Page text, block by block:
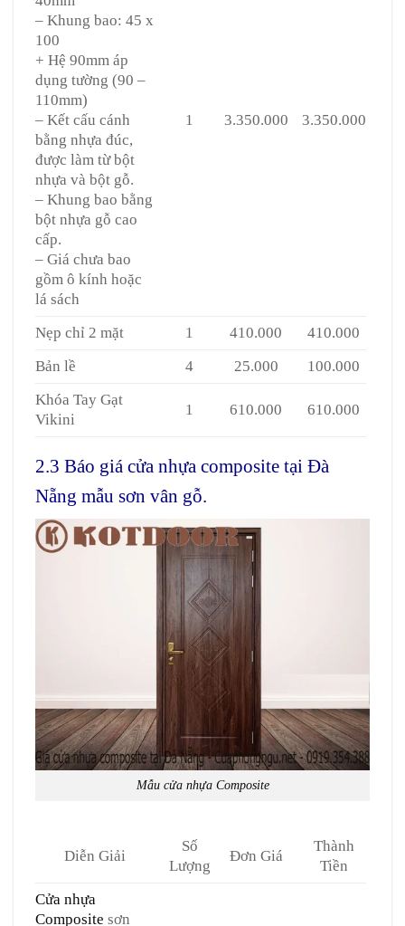
– Khung bao: 45 x
100
+ Hệ 90mm áp
dụng tường (90 –
110mm)
– Kết cấu cánh
bằng nhựa đúc,
được làm từ bột
nhựa và bột gỗ.
– Khung bao bằng
bột nhựa gỗ cao
cấp.
– Giá chưa bao
gồm ô kính hoặc
lá sách
1 3.350.000 3.350.000
Nẹp chỉ 2 mặt 1 410.000
410.000
Bản lề
4 25.000
100.000
Khóa Tay Gạt
Vikini
1 610.000 610.000
2.3 Báo giá cửa nhựa composite tại Đà
Nẵng mẫu sơn vân gỗ.
Mẫu cửa nhựa Composite
Diễn Giải
Số
Lượng
Đơn Giá
Thành
Tiền
Cửa nhựa
Composite sơn